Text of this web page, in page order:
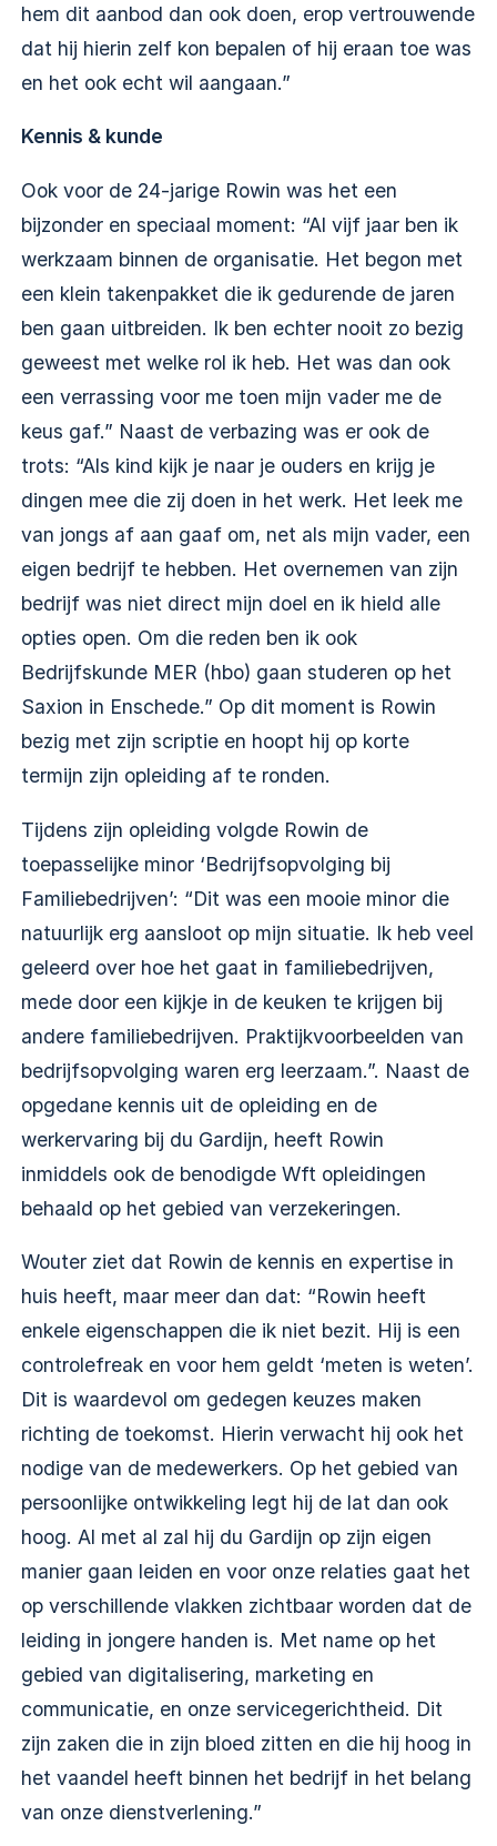
hem dit aanbod dan ook doen, erop vertrouwende
dat hij hierin zelf kon bepalen of hij eraan toe was
en het ook echt wil aangaan.”
Kennis & kunde
Ook voor de 24-jarige Rowin was het een
bijzonder en speciaal moment: “Al vijf jaar ben ik
werkzaam binnen de organisatie. Het begon met
een klein takenpakket die ik gedurende de jaren
ben gaan uitbreiden. Ik ben echter nooit zo bezig
geweest met welke rol ik heb. Het was dan ook
een verrassing voor me toen mijn vader me de
keus gaf.” Naast de verbazing was er ook de
trots: “Als kind kijk je naar je ouders en krijg je
dingen mee die zij doen in het werk. Het leek me
van jongs af aan gaaf om, net als mijn vader, een
eigen bedrijf te hebben. Het overnemen van zijn
bedrijf was niet direct mijn doel en ik hield alle
opties open. Om die reden ben ik ook
Bedrijfskunde MER (hbo) gaan studeren op het
Saxion in Enschede.” Op dit moment is Rowin
bezig met zijn scriptie en hoopt hij op korte
termijn zijn opleiding af te ronden.
Tijdens zijn opleiding volgde Rowin de
toepasselijke minor ‘Bedrijfsopvolging bij
Familiebedrijven’: “Dit was een mooie minor die
natuurlijk erg aansloot op mijn situatie. Ik heb veel
geleerd over hoe het gaat in familiebedrijven,
mede door een kijkje in de keuken te krijgen bij
andere familiebedrijven. Praktijkvoorbeelden van
bedrijfsopvolging waren erg leerzaam.”. Naast de
opgedane kennis uit de opleiding en de
werkervaring bij du Gardijn, heeft Rowin
inmiddels ook de benodigde Wft opleidingen
behaald op het gebied van verzekeringen.
Wouter ziet dat Rowin de kennis en expertise in
huis heeft, maar meer dan dat: “Rowin heeft
enkele eigenschappen die ik niet bezit. Hij is een
controlefreak en voor hem geldt ‘meten is weten’.
Dit is waardevol om gedegen keuzes maken
richting de toekomst. Hierin verwacht hij ook het
nodige van de medewerkers. Op het gebied van
persoonlijke ontwikkeling legt hij de lat dan ook
hoog. Al met al zal hij du Gardijn op zijn eigen
manier gaan leiden en voor onze relaties gaat het
op verschillende vlakken zichtbaar worden dat de
leiding in jongere handen is. Met name op het
gebied van digitalisering, marketing en
communicatie, en onze servicegerichtheid. Dit
zijn zaken die in zijn bloed zitten en die hij hoog in
het vaandel heeft binnen het bedrijf in het belang
van onze dienstverlening.”